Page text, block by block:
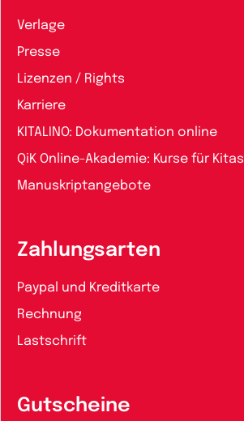
Verlage
Presse
Lizenzen / Rights
Karriere
KITALINO: Dokumentation online
QiK Online-Akademie: Kurse für Kitas
Manuskriptangebote
Zahlungsarten
Paypal und Kreditkarte
Rechnung
Lastschrift
Gutscheine